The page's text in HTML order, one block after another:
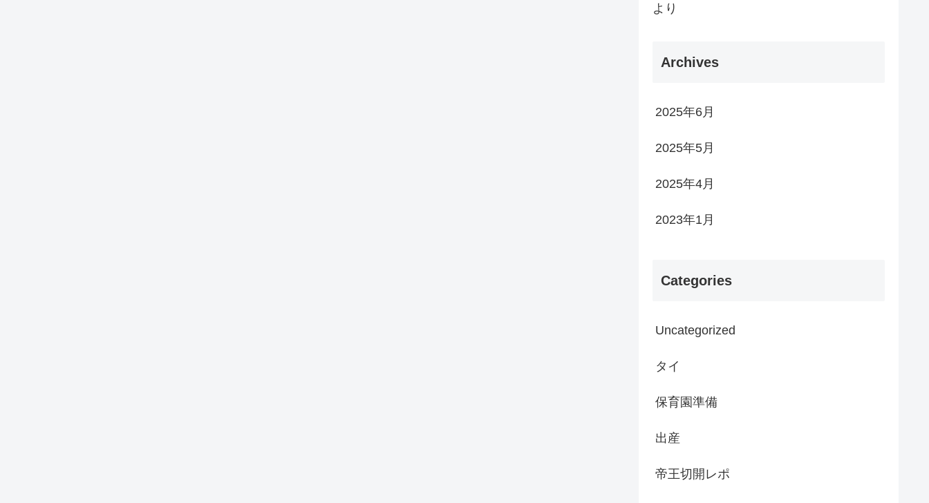
より
Archives
2025年6月
2025年5月
2025年4月
2023年1月
Categories
Uncategorized
タイ
保育園準備
出産
帝王切開レポ